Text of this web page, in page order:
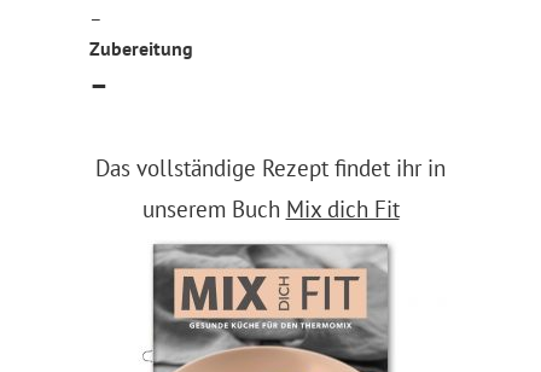
–
Zubereitung
–
Das vollständige Rezept findet ihr in
unserem Buch Mix dich Fit